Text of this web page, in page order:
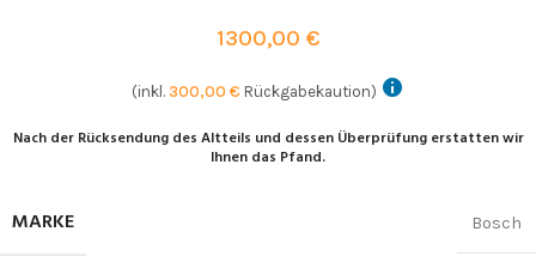
1300,00 €
(inkl. 300,00 € Rückgabekaution)
Nach der Rücksendung des Altteils und dessen Überprüfung erstatten wir
Ihnen das Pfand.
MARKE Bosch